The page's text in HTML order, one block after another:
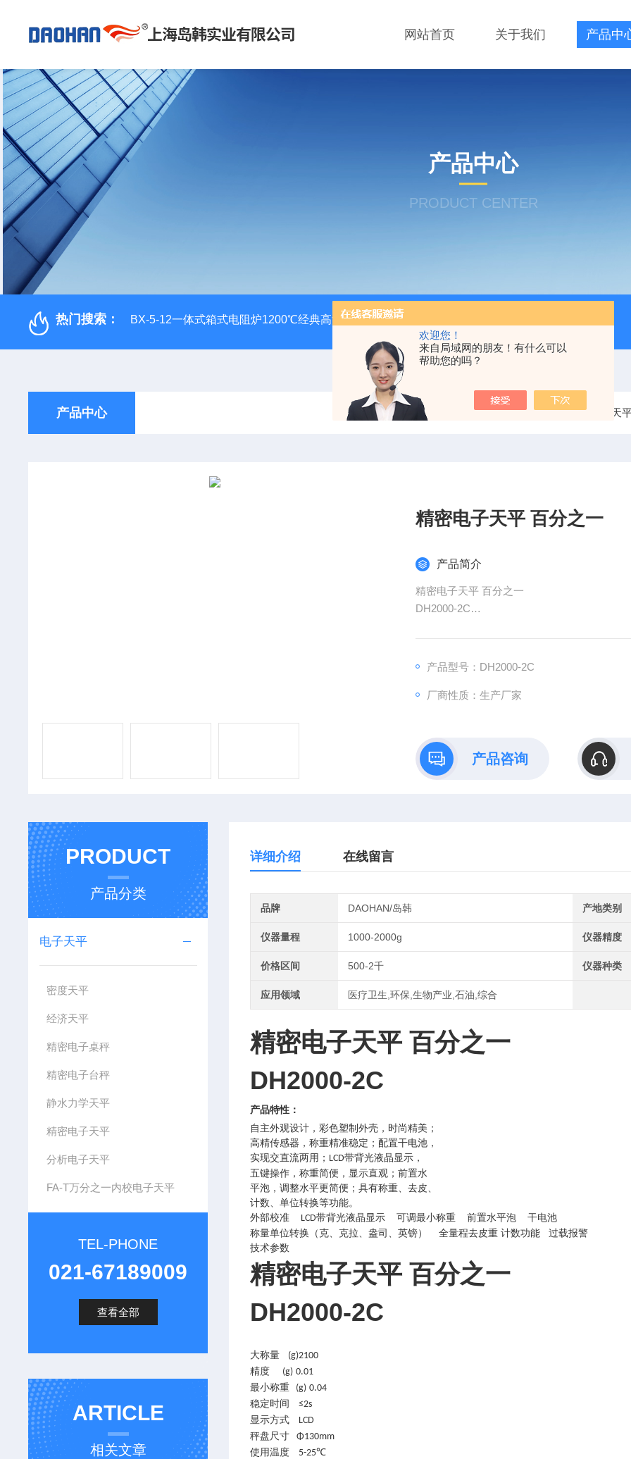
欢迎您！
来自局域网的朋友！有什么可以
帮助您的吗？
网站首页 关于我们 产品中
产品中心
PRODUCT CENTER
热门搜索： BX-5-12一体式箱式电阻炉1200℃经典高温马弗炉 BX-12-12H灰分含量测定马弗炉1200度电炉灰
产品中心 当前位置：首页 产品中心 电子天
精密电子天平 百分之一
产品简介
精密电子天平 百分之一
DH2000-2C
实现交直流两用；LCD带背光液晶显示，
产品型号：DH2000-2C
厂商性质：生产厂家
产品咨询
PRODUCT
产品分类
电子天平
密度天平
经济天平
精密电子桌秤
精密电子台秤
静水力学天平
精密电子天平
分析电子天平
FA-T万分之一内校电子天平
TEL-PHONE
021-67189009
查看全部
ARTICLE
相关文章
详细介绍 在线留言
品牌 DAOHAN/岛韩 产地类别
仪器量程 1000-2000g 仪器精度
价格区间 500-2千 仪器种类
应用领域 医疗卫生,环保,生物产业,石油,综合
精密电子天平 百分之一
DH2000-2C
产品特性：
自主外观设计，彩色塑制外壳，时尚精美；
高精传感器，称重精准稳定；配置干电池，
实现交直流两用； LCD带背光液晶显示，
五键操作，称重简便，显示直观；前置水
平泡，调整水平更简便；具有称重、去皮、
计数、单位转换等功能。
外部校准
LCD带背光液晶显示 可调最小称重 前置水平泡 干电池
称量单位转换（克、克拉、盎司、英镑）
全量程去皮重 计数功能
过载报警
技术参数
精密电子天平 百分之一
DH2000-2C
大称量 (g)2100
精度 (g) 0.01
最小称重 (g) 0.04
稳定时间
≤2s
显示方式
LCD
秤盘尺寸
Φ130mm
使用温度
5-25℃